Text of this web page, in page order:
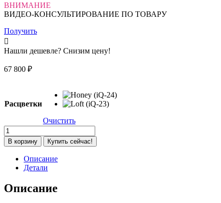
ВНИМАНИЕ
ВИДЕО-КОНСУЛЬТИРОВАНИЕ ПО ТОВАРУ
Получить
Нашли дешевле? Снизим цену!
67 800 ₽
Расцветки
Очистить
Количество
товара
Коляска
Anex
iQ
В корзину Купить сейчас!
Описание
Детали
Описание